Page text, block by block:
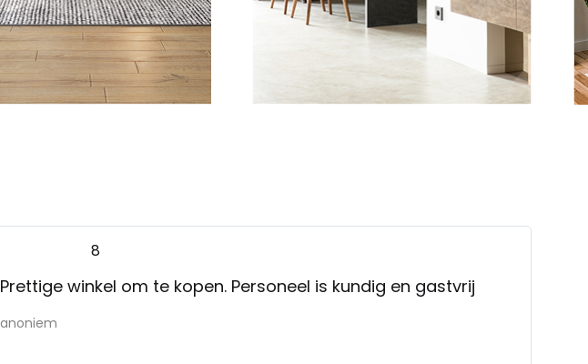
8
Prettige winkel om te kopen. Personeel is kundig en gastvrij
anoniem